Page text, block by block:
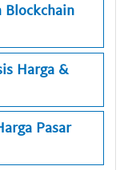
Blockchain
Harga &
Pasar